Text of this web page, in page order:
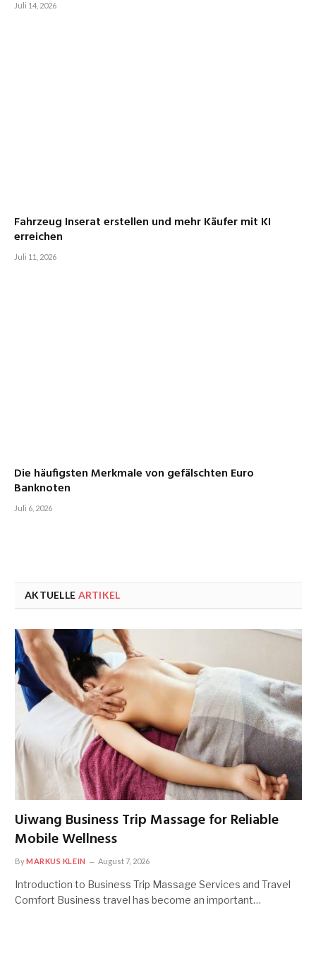
Juli 14, 2026
Fahrzeug Inserat erstellen und mehr Käufer mit KI
erreichen
Juli 11, 2026
Die häufigsten Merkmale von gefälschten Euro
Banknoten
Juli 6, 2026
AKTUELLE ARTIKEL
Uiwang Business Trip Massage for Reliable
Mobile Wellness
ByMARKUS KLEIN August 7, 2026
Introduction to Business Trip Massage Services and Travel
Comfort Business travel has become an important…